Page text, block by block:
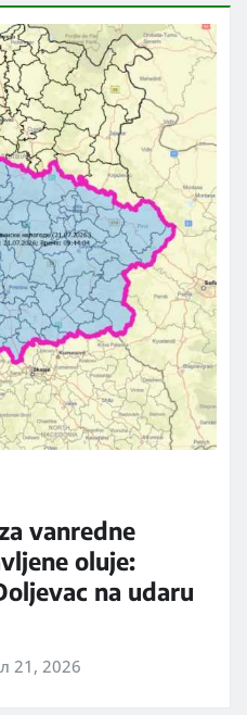
vanredne
oluje:
na udaru
21, 2026